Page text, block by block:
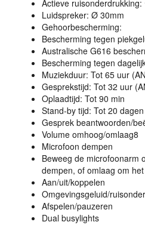
Actieve ruisonderdrukking:
Luidspreker: Ø 30mm
Gehoorbescherming:
Bescherming tegen
Australische G616
Bescherming tegen
Muziekduur: Tot 65 uur (
Gesprekstijd: Tot 32 uur (
Oplaadtijd: Tot 90 min
Stand-by tijd: Tot 20 dagen
Gesprek beantwoorden/
Volume omhoog/omlaag8
Microfoon dempen
Beweeg de microfoonarm
dempen, of omlaag om
Aan/uit/koppelen
Omgevingsgeluid/
Afspelen/pauzeren
Dual busylights